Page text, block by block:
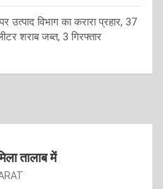
विभाग का करारा प्रहार, 37
शराब जब्त, 3 गिरफ्तार
तालाब में